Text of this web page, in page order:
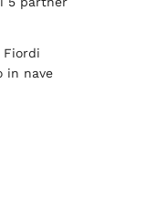
Fiordi
in nave